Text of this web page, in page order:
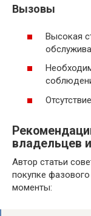
Вызовы
Высокая
владельцев
Автор статьи
покупке
моменты: